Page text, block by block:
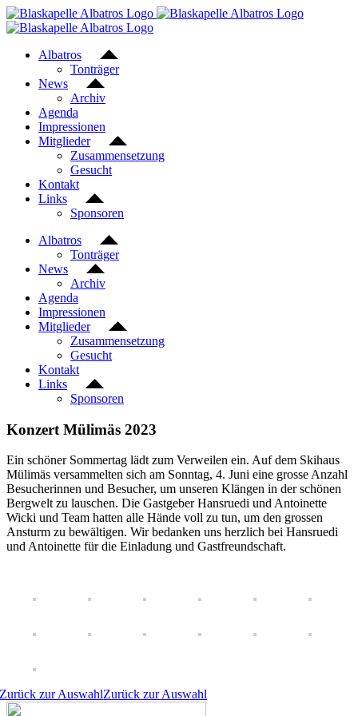
Zum
Inhalt
Albatros
Tonträger
News
Archiv
Agenda
Impressionen
Mitglieder
Zusammensetzung
Gesucht
Kontakt
Links
Sponsoren
Albatros
Tonträger
News
Archiv
Agenda
Impressionen
Mitglieder
Zusammensetzung
Gesucht
Kontakt
Links
Sponsoren
Konzert Mülimäs 2023
Ein schöner Sommertag lädt zum Verweilen ein. Auf dem Skihaus
Mülimäs versammelten sich am Sonntag, 4. Juni eine grosse Anzahl
Besucherinnen und Besucher, um unseren Klängen in der schönen
Bergwelt zu lauschen. Die Gastgeber Hansruedi und Antoinette
Wicki und Team hatten alle Hände voll zu tun, um den grossen
Ansturm zu bewältigen. Wir bedanken uns herzlich bei Hansruedi
und Antoinette für die Einladung und Gastfreundschaft.
Zurück zur AuswahlZurück zur Auswahl